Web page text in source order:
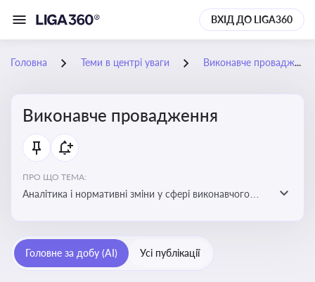
ВХІД ДО LIGA360
Головна Теми в центрі уваги Виконавче провадження
Виконавче провадження
ПРО ЩО ТЕМА:
Аналітика і нормативні зміни у сфері виконавчого
завершенню проваджень, діяльності державних і
приватних виконавців
Головне за добу (AI) Усі публікації